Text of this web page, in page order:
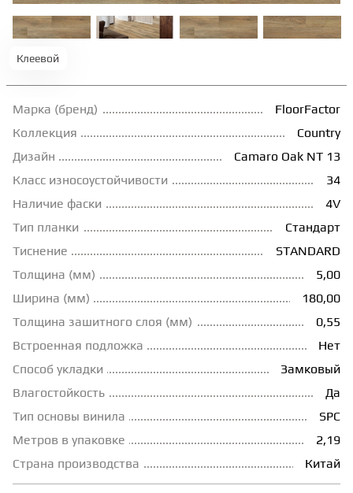
МОДУЛЬНЫЕ ПВХ
ПЛИНТУС
КЛЕЙ
ТЕПЛЫЙ ПОЛ
ТЕРМОПАРКЕТ
ЭКОМАССИВ
Клеевой
Марка (бренд)
FloorFactor
Коллекция
Country
Дизайн
Camaro Oak NT 13
Класс износоустойчивости
34
Наличие фаски
4V
Тип планки
Стандарт
Тиснение
STANDARD
Толщина (мм)
5,00
Ширина (мм)
180,00
Толщина зашитного слоя (мм)
0,55
Встроенная подложка
Нет
Способ укладки
Замковый
Влагостойкость
Да
Тип основы винила
SPC
Метров в упаковке
2,19
Страна производства
Китай